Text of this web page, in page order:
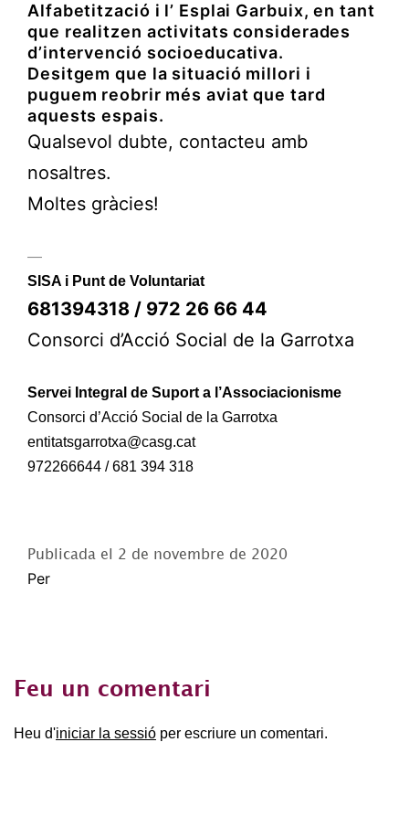
Alfabetització i l’ Esplai Garbuix, en tant
que realitzen activitats considerades
d’intervenció socioeducativa.
Desitgem que la situació millori i
puguem reobrir més aviat que tard
aquests espais.
Qualsevol dubte, contacteu amb
nosaltres.
Moltes gràcies!
—
SISA i Punt de Voluntariat
681394318 / 972 26 66 44
Consorci d’Acció Social de la Garrotxa
Servei Integral de Suport a l’Associacionisme
Consorci d’Acció Social de la Garrotxa
entitatsgarrotxa@casg.cat
972266644 / 681 394 318
Publicada el 2 de novembre de 2020
Per
Feu un comentari
Heu d'iniciar la sessió per escriure un comentari.